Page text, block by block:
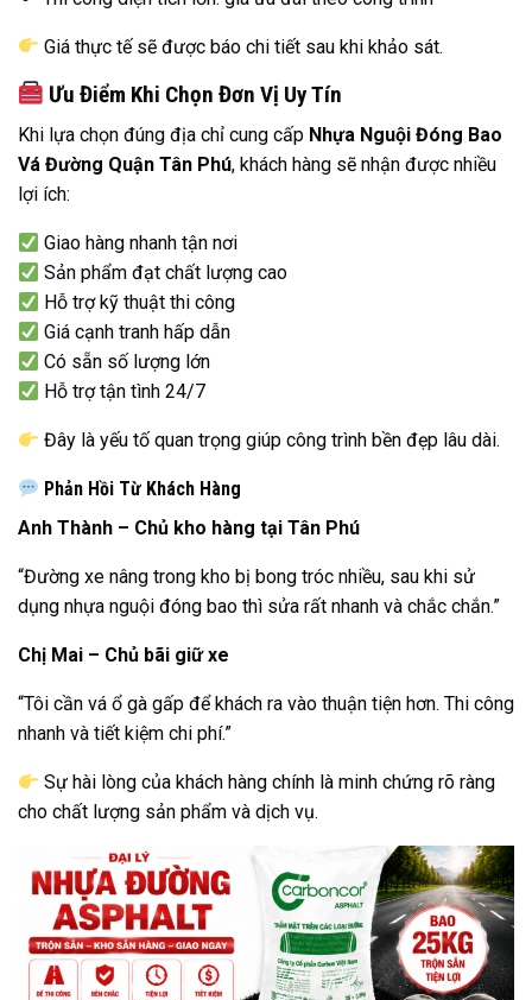
Giá thực tế sẽ được báo chi tiết sau khi khảo sát.
Ưu Điểm Khi Chọn Đơn Vị Uy Tín
Khi lựa chọn đúng địa chỉ cung cấp Nhựa Nguội Đóng Bao
Vá Đường Quận Tân Phú, khách hàng sẽ nhận được nhiều
lợi ích:
Giao hàng nhanh tận nơi
Sản phẩm đạt chất lượng cao
Hỗ trợ kỹ thuật thi công
Giá cạnh tranh hấp dẫn
Có sẵn số lượng lớn
Hỗ trợ tận tình 24/7
Đây là yếu tố quan trọng giúp công trình bền đẹp lâu dài.
Phản Hồi Từ Khách Hàng
Anh Thành – Chủ kho hàng tại Tân Phú
“Đường xe nâng trong kho bị bong tróc nhiều, sau khi sử
dụng nhựa nguội đóng bao thì sửa rất nhanh và chắc chắn.”
Chị Mai – Chủ bãi giữ xe
“Tôi cần vá ổ gà gấp để khách ra vào thuận tiện hơn. Thi công
nhanh và tiết kiệm chi phí.”
Sự hài lòng của khách hàng chính là minh chứng rõ ràng
cho chất lượng sản phẩm và dịch vụ.